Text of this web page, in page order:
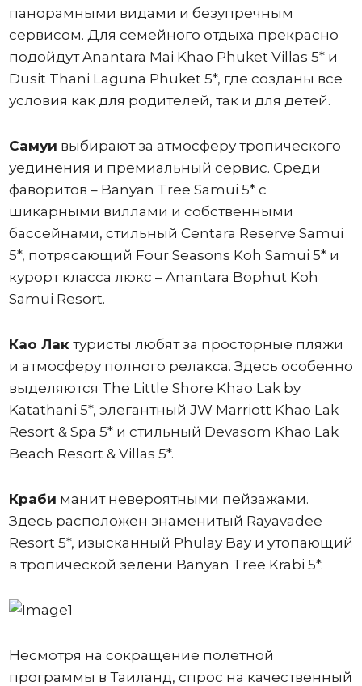
панорамными видами и безупречным
сервисом. Для семейного отдыха прекрасно
подойдут Anantara Mai Khao Phuket Villas 5* и
Dusit Thani Laguna Phuket 5*, где созданы все
условия как для родителей, так и для детей.
Самуи выбирают за атмосферу тропического
уединения и премиальный сервис. Среди
фаворитов – Banyan Tree Samui 5* с
шикарными виллами и собственными
бассейнами, стильный Centara Reserve Samui
5*, потрясающий Four Seasons Koh Samui 5* и
курорт класса люкс – Anantara Bophut Koh
Samui Resort.
Као Лак туристы любят за просторные пляжи
и атмосферу полного релакса. Здесь особенно
выделяются The Little Shore Khao Lak by
Katathani 5*, элегантный JW Marriott Khao Lak
Resort & Spa 5* и стильный Devasom Khao Lak
Beach Resort & Villas 5*.
Краби манит невероятными пейзажами.
Здесь расположен знаменитый Rayavadee
Resort 5*, изысканный Phulay Bay и утопающий
в тропической зелени Banyan Tree Krabi 5*.
Несмотря на сокращение полетной
программы в Таиланд, спрос на качественный